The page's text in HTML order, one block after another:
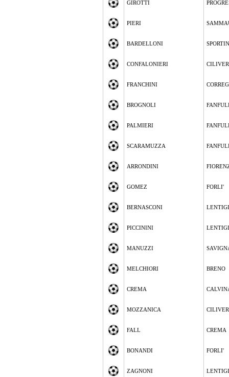
GIROTTI
PIERI
BARDELLONI
CONFALONIERI
FRANCHINI
BROGNOLI
PALMIERI
SCARAMUZZA
ARRONDINI
GOMEZ FORLI'
BERNASCONI
PICCININI
MANUZZI
MELCHIORI BRENO
CREMA
MOZZANICA
FALL CREMA
BONANDI FORLI'
ZAGNONI